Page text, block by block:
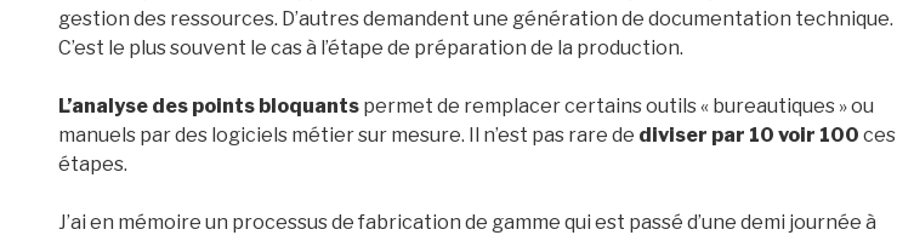
gestion des ressources. D’autres demandent une génération de documentation technique.
C’est le plus souvent le cas à l’étape de préparation de la production.
L’analyse des points bloquants permet de remplacer certains outils « bureautiques » ou
manuels par des logiciels métier sur mesure. Il n’est pas rare de diviser par 10 voir 100 ces
étapes.
J’ai en mémoire un processus de fabrication de gamme qui est passé d’une demi journée à